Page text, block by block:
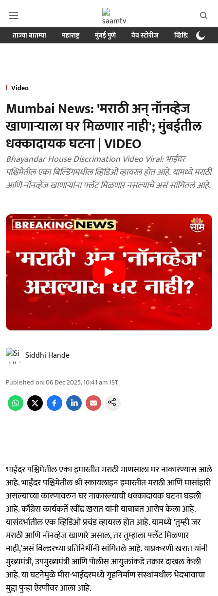
ताज्या बातम्या महाराष्ट्र मुंबई पुणे वेब स्टोरीज व्हिडिओ
Video
Mumbai News: 'मराठी अन् नॉनव्हेज
खाणाऱ्याला घर मिळणार नाही'; मुंबईतील
धक्कादायक घटना | VIDEO
Bhayandar House Discrimation Video Viral: भाईंदर
पश्चिमेतील एका बिल्डिंगमधील व्हिडिओ व्हायरल होत आहे. यामध्ये मराठी
आणि नॉनव्हेज खाणाऱ्यांना फ्लॅट मिळणार नसल्याचे असं सांगितलं आहे.
Siddhi Hande
Published on:06 Dec 2025, 10:41 am IST
भाईंदर पश्चिमेतील एका इमारतीत मराठी माणसाला घर नाकारण्यास आले
आहे. भाईंदर पश्चिमेतील श्री स्कायलाइन इमारतीत मराठी आणि मासांहारी
असल्याच्या कारणावरुन घर नाकारल्याची धक्कादायक घटना घडली
आहे. काँग्रेस कार्यकर्ते रवींद्र खरात यांनी याबाबत आरोप केला आहे.
यासंदर्भातील एक व्हिडिओ प्रचंड व्हायरल होत आहे. यामध्ये 'तुम्ही जर
मराठी आणि नॉनव्हेज खाणारे असाल, तर तुम्हाला फ्लॅट मिळणार
नाही,'असं बिल्डरच्या प्रतिनिधींनी सांगितले आहे. याप्रकरणी खरात यांनी
मुख्यमंत्री, उपमुख्यमंत्री आणि पोलीस आयुक्तांकडे तक्रार दाखल केली
आहे. या घटनेमुळे मीरा-भाईंदरमध्ये गृहनिर्माण संस्थांमधील भेदभावाचा
मुद्दा पुन्हा ऐरणीवर आला आहे.